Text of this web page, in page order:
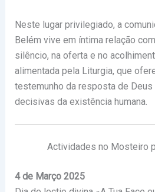
Neste lugar privilegiado, a
Belém vive em íntima relação
silêncio, na oferta e no
alimentada pela Liturgia, que
testemunho da resposta de Deus
decisivas da existência humana.
Actividades no Mosteiro
4 de Março 2025